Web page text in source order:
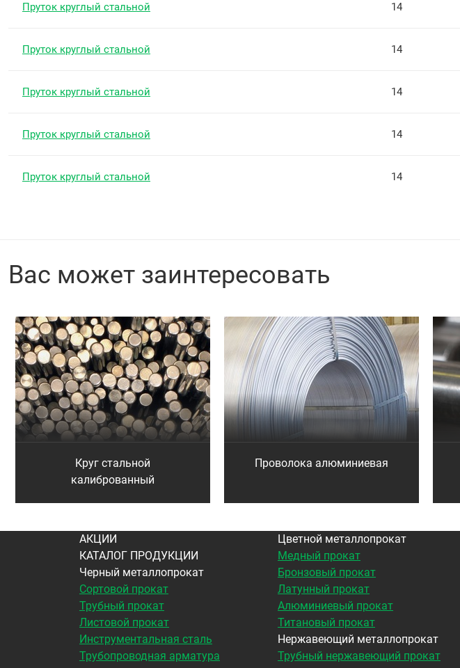
Пруток круглый стальной 14
Пруток круглый стальной 14
Пруток круглый стальной 14
Пруток круглый стальной 14
Пруток круглый стальной 14
Вас может заинтересовать
Круг стальной
калиброванный
Проволока алюминиевая
АКЦИИ
КАТАЛОГ ПРОДУКЦИИ
Черный металлопрокат
Сортовой прокат
Трубный прокат
Листовой прокат
Инструментальная сталь
Трубопроводная арматура
Цветной металлопрокат
Медный прокат
Бронзовый прокат
Латунный прокат
Алюминиевый прокат
Титановый прокат
Нержавеющий металлопрокат
Трубный нержавеющий прокат